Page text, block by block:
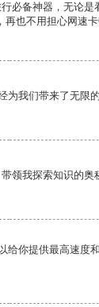
必备神器，无论是
也不用担心网速卡
我们带来了无限的
领我探索知识的奥
给你提供最高速度